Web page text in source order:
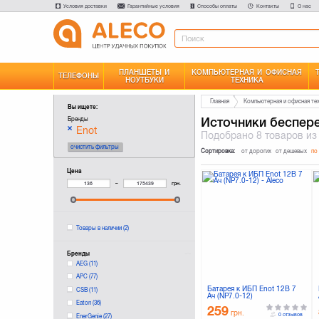
Условия доставки Гарантийные условия Способы оплаты Контакты О нас
ТЕЛЕФОНЫ
ПЛАНШЕТЫ И
НОУТБУКИ
КОМПЬЮТЕРНАЯ И ОФИСНАЯ
ТЕХНИКА
Вы ищете:
Бренды
Enot
очистить фильтры
Цена
– грн.
Товары в наличии(2)
Бренды
AEG(11)
APC(77)
CSB(11)
Eaton(36)
EnerGenie(27)
Главная Компьютерная и офисная
Источники
Подобрано8 товаров
Сортировка: от дорогих от дешевых по
Батарея к ИБП Enot 12В 7
Ач (NP7.0-12)
259 грн. 0 отзывов